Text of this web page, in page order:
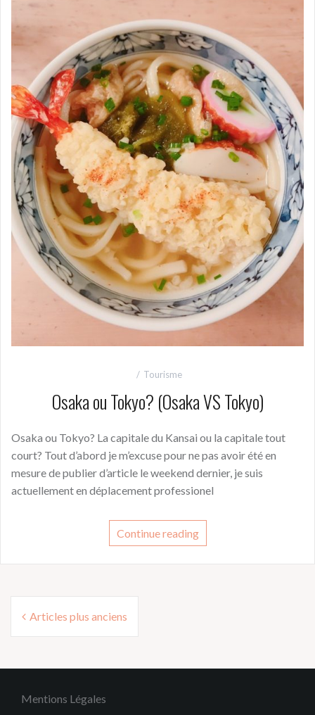
Tourisme
Osaka ou Tokyo? (Osaka VS Tokyo)
Osaka ou Tokyo? La capitale du Kansai ou la capitale tout
court? Tout d’abord je m’excuse pour ne pas avoir été en
mesure de publier d’article le weekend dernier, je suis
actuellement en déplacement professionel
Continue reading
Navigation
desArticles plus anciens
Mentions Légales